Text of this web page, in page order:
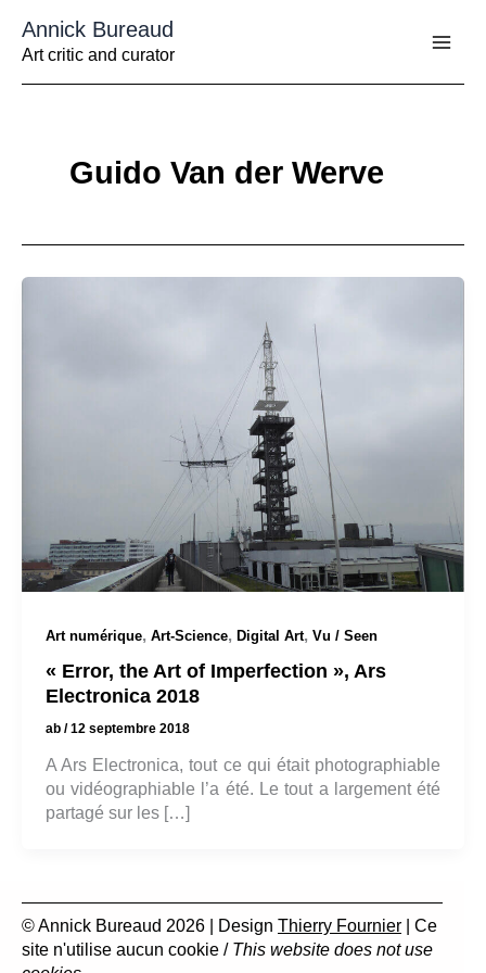
contenu
Annick Bureaud
Art critic and curator
Guido Van der Werve
Art numérique, Art-Science, Digital Art, Vu / Seen
« Error, the Art of Imperfection », Ars
Electronica 2018
ab /12 septembre 2018
A Ars Electronica, tout ce qui était photographiable
ou vidéographiable l’a été. Le tout a largement été
partagé sur les […]
© Annick Bureaud 2026 | Design Thierry Fournier | Ce
site n'utilise aucun cookie / This website does not use